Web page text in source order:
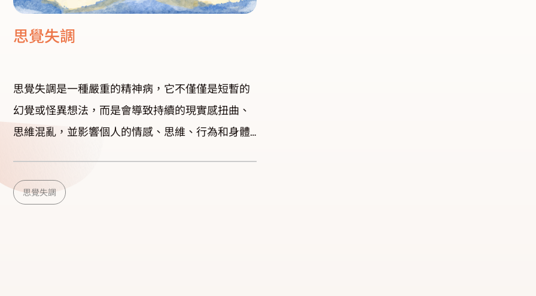
思覺失調
思覺失調是一種嚴重的精神病，它不僅僅是短暫的
幻覺或怪異想法，而是會導致持續的現實感扭曲、
思維混亂，並影響個人的情感、思維、行為和身體
不存在的聲音（例如有人說話、命令、批評、討論
思覺失調